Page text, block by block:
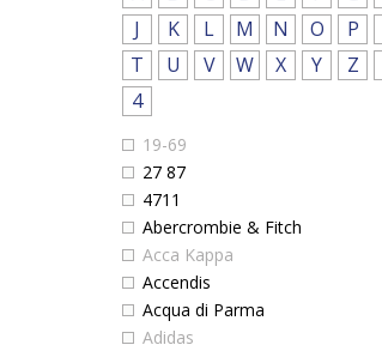
J
K L M N O P
T
U V W X Y Z
4
19-69
27 87
4711
Abercrombie & Fitch
Acca Kappa
Accendis
Acqua di Parma
Adidas